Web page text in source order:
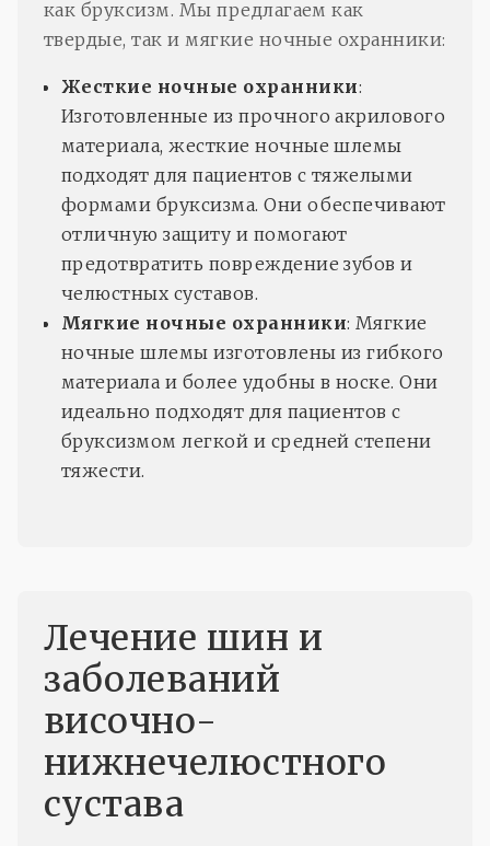
как бруксизм. Мы предлагаем как
твердые, так и мягкие ночные охранники:
Жесткие ночные охранники:
Изготовленные из прочного акрилового
материала, жесткие ночные шлемы
подходят для пациентов с тяжелыми
формами бруксизма. Они обеспечивают
отличную защиту и помогают
предотвратить повреждение зубов и
челюстных суставов.
Мягкие ночные охранники: Мягкие
ночные шлемы изготовлены из гибкого
материала и более удобны в носке. Они
идеально подходят для пациентов с
бруксизмом легкой и средней степени
тяжести.
Лечение шин и
заболеваний
височно-
нижнечелюстного
сустава